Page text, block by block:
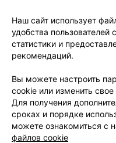
О проекте
Размещение
Публичный
Способы оплаты
Написать
Наш сайт использует
удобства пользователей
статистики и
рекомендаций.
Вы можете настроить
cookie или изменить
Для получения
сроках и порядке
можете ознакомиться с
файлов cookie